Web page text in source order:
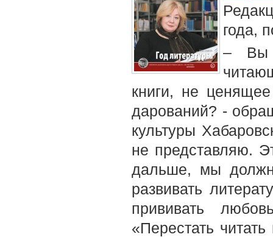
года,
– Вы
книги, не
дарований? -
культуры
не представляю.
дальше, мы
развивать
прививать
«Перестать